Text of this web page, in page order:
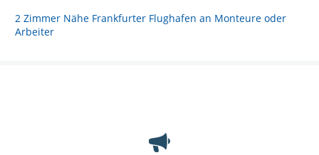
2 Zimmer Nähe Frankfurter Flughafen an Monteure oder
Arbeiter